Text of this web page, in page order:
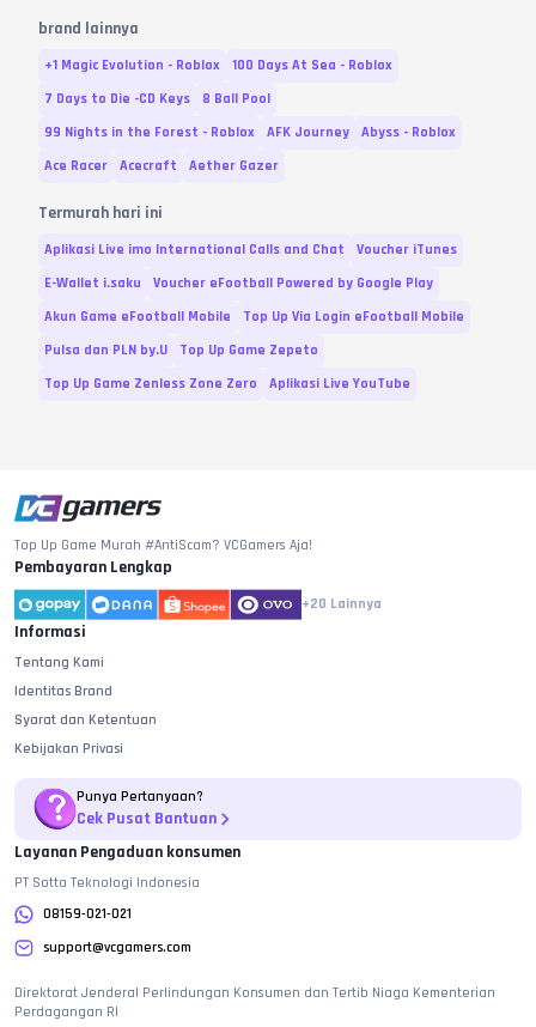
brand lainnya
+1 Magic Evolution - Roblox
100 Days At Sea - Roblox
7 Days to Die -CD Keys
8 Ball Pool
99 Nights in the Forest - Roblox
AFK Journey
Abyss - Roblox
Ace Racer
Acecraft Aether Gazer
Termurah hari ini
Aplikasi Live imo International Calls and Chat
Voucher iTunes
E-Wallet i.saku
Voucher eFootball Powered by Google Play
Akun Game eFootball Mobile
Top Up Via Login eFootball Mobile
Pulsa dan PLN by.U
Top Up Game Zepeto
Top Up Game Zenless Zone Zero
Aplikasi Live YouTube
Top Up Game Murah #AntiScam? VCGamers Aja!
Pembayaran Lengkap
+20 Lainnya
Informasi
Tentang Kami
Identitas Brand
Syarat dan Ketentuan
Kebijakan Privasi
Punya Pertanyaan?
Cek Pusat Bantuan
Layanan Pengaduan konsumen
PT Sotta Teknologi Indonesia
08159-021-021
support@vcgamers.com
Direktorat Jenderal Perlindungan Konsumen dan Tertib Niaga Kementerian
Perdagangan RI